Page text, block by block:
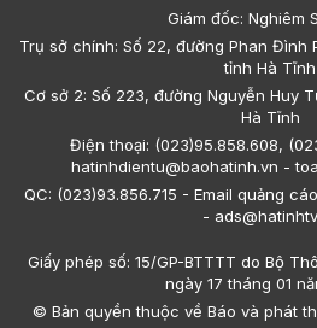
Giám đốc: Nghiêm
Trụ sở chính: Số 22, đường Phan Đình
tỉnh Hà Tĩnh
Cơ sở 2: Số 223, đường Nguyễn Huy
Hà Tĩnh
Điện thoại: (023)95.858.608,
hatinhdientu@baohatinh.vn -
QC: (023)93.856.715 - Email quảng
-
Giấy phép số: 15/GP-BTTTT do Bộ
ngày 17 tháng 01
© Bản quyền thuộc về Báo và phát